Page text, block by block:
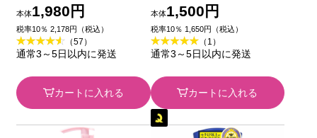
ンテンスリペア ボディ
エマルジョン ４５０ｍ
ｌ ＪＮＴＬコンシュー
マーヘルス
本体1,980円
税率10％ 2,178円（税込）
（57）
通常3～5日以内に発送
カートに入れる
Ｘ ミュゲの香り ２８
０ｍｌ ツーウェイワー
ルド
本体1,500円
税率10％ 1,650円（税込）
（1）
通常3～5日以内に発送
カートに入れる